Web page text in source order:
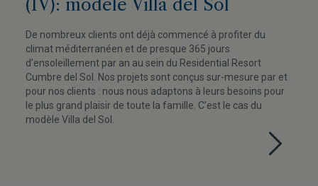
(IV): modèle Villa del Sol
De nombreux clients ont déjà commencé à profiter du
climat méditerranéen et de presque 365 jours
d’ensoleillement par an au sein du Residential Resort
Cumbre del Sol. Nos projets sont conçus sur-mesure par et
pour nos clients : nous nous adaptons à leurs besoins pour
le plus grand plaisir de toute la famille. C’est le cas du
modèle Villa del Sol.